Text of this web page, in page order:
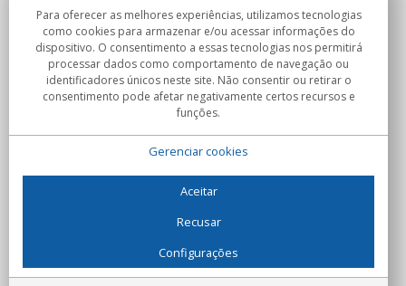
Sobre nosotros
Compromissos
Compras
C/Flassaders, 13, Nave 6, 08130 Santa Perpètua de Mogoda
(Barcelona) - Espanha
Para oferecer as melhores experiências, utilizamos tecnologias
como cookies para armazenar e/ou acessar informações do
dispositivo. O consentimento a essas tecnologias nos permitirá
processar dados como comportamento de navegação ou
identificadores únicos neste site. Não consentir ou retirar o
consentimento pode afetar negativamente certos recursos e
funções.
Gerenciar cookies
Aceitar
Recusar
Configurações